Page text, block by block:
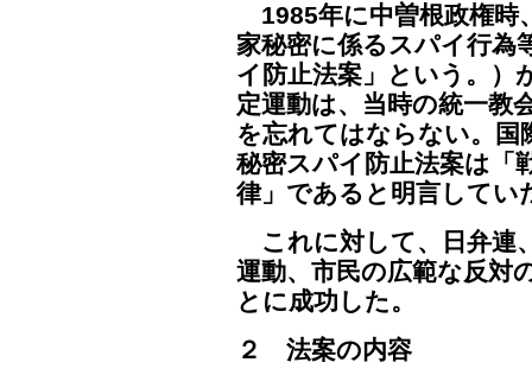
1985年に中曽根政権時
家秘密に係るスパイ行為
イ防止法案」という。）
定運動は、当時の統一教
を忘れてはならない。国
秘密スパイ防止法案は「
律」であると明言してい
これに対して、日弁連
運動、市民の広範な反対
とに成功した。
２ 法案の内容